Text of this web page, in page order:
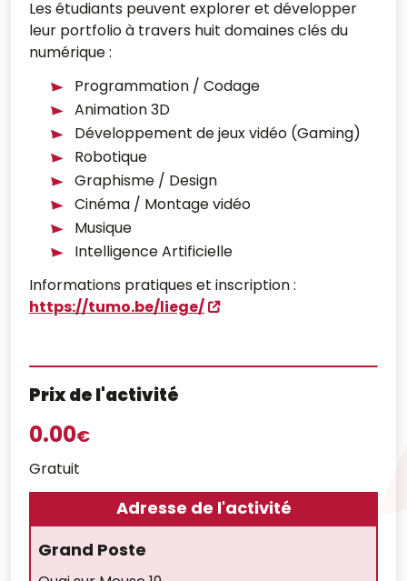
Les étudiants peuvent explorer et développer
leur portfolio à travers huit domaines clés du
numérique :
Programmation / Codage
Animation 3D
Développement de jeux vidéo (Gaming)
Robotique
Graphisme / Design
Cinéma / Montage vidéo
Musique
Intelligence Artificielle
Informations pratiques et inscription :
https://tumo.be/liege/
Prix de l'activité
0.00€
Gratuit
Adresse de l'activité
Grand Poste